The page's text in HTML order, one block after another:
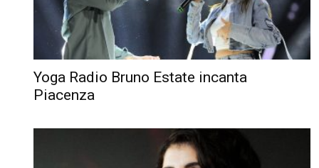
Yoga Radio Bruno Estate incanta
Piacenza